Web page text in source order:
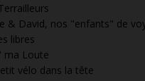
& David, nos "enfants" de
libres
ma Loute
vélo dans la tête